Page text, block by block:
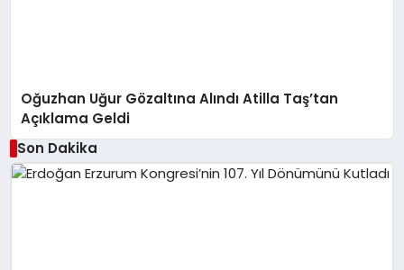
Oğuzhan Uğur Gözaltına Alındı Atilla Taş’tan
Açıklama Geldi
Son Dakika